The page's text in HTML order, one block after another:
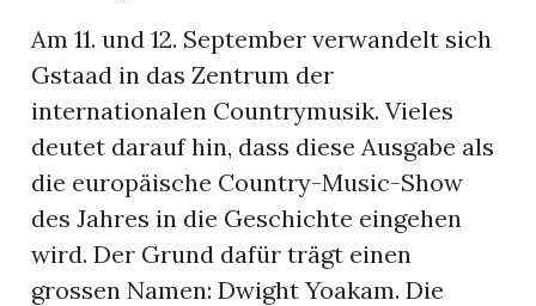
Am 11. und 12. September verwandelt sich
Gstaad in das Zentrum der
internationalen Countrymusik. Vieles
deutet darauf hin, dass diese Ausgabe als
die europäische Country-Music-Show
des Jahres in die Geschichte eingehen
wird. Der Grund dafür trägt einen
grossen Namen: Dwight Yoakam. Die